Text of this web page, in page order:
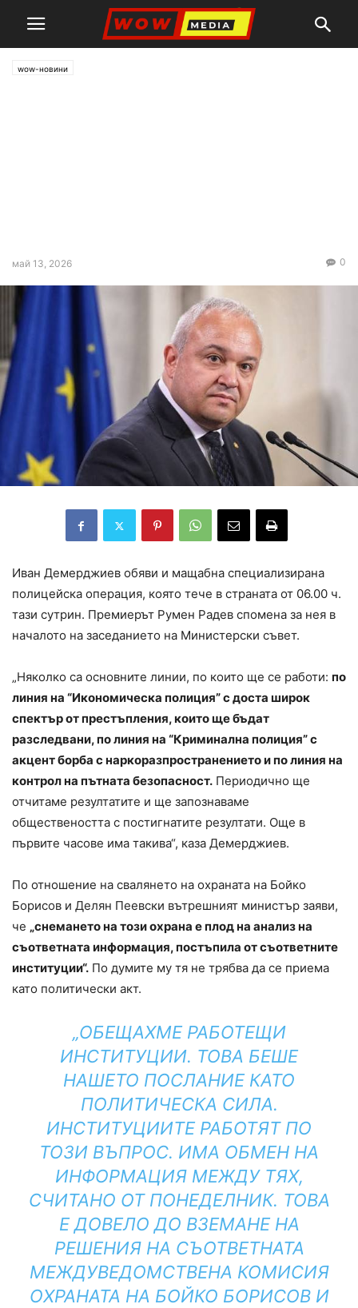
wow-новини
май 13, 2026 0
Иван Демерджиев обяви и мащабна специализирана
полицейска операция, която тече в страната от 06.00 ч.
тази сутрин. Премиерът Румен Радев спомена за нея в
началото на заседанието на Министерски съвет.
„Няколко са основните линии, по които ще се работи: по
линия на “Икономическа полиция” с доста широк
спектър от престъпления, които ще бъдат
разследвани, по линия на “Криминална полиция” с
акцент борба с наркоразпространението и по линия на
контрол на пътната безопасност. Периодично ще
отчитаме резултатите и ще запознаваме
обществеността с постигнатите резултати. Още в
първите часове има такива“, каза Демерджиев.
По отношение на свалянето на охраната на Бойко
Борисов и Делян Пеевски вътрешният министър заяви,
че „снемането на този охрана е плод на анализ на
съответната информация, постъпила от съответните
институции“. По думите му тя не трябва да се приема
като политически акт.
„ОБЕЩАХМЕ РАБОТЕЩИ
ИНСТИТУЦИИ. ТОВА БЕШЕ
НАШЕТО ПОСЛАНИЕ КАТО
ПОЛИТИЧЕСКА СИЛА.
ИНСТИТУЦИИТЕ РАБОТЯТ ПО
ТОЗИ ВЪПРОС. ИМА ОБМЕН НА
ИНФОРМАЦИЯ МЕЖДУ ТЯХ,
СЧИТАНО ОТ ПОНЕДЕЛНИК. ТОВА
Е ДОВЕЛО ДО ВЗЕМАНЕ НА
РЕШЕНИЯ НА СЪОТВЕТНАТА
МЕЖДУВЕДОМСТВЕНА КОМИСИЯ
ОХРАНАТА НА БОЙКО БОРИСОВ И